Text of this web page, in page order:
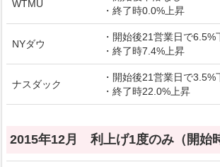
WTMU
・終了時0.0%上昇
NYダウ
・開始後21営業日で6.5%
・終了時7.4%上昇
ナスダック
・開始後21営業日で3.5%
・終了時22.0%上昇
2015年12月 利上げ1度のみ（開始